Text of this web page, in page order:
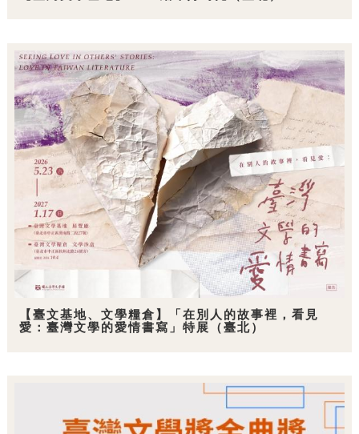
【臺文基地、文學糧倉】「在別人的故事裡，看見
愛：臺灣文學的愛情書寫」特展（臺北）